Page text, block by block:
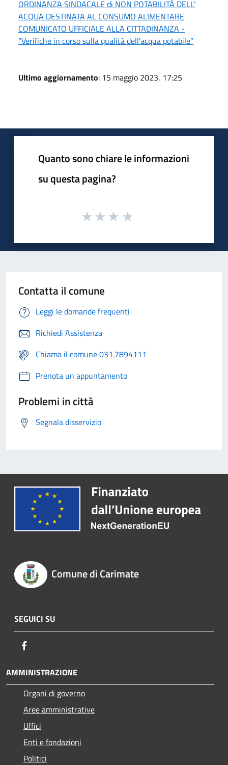
ORDINANZA SINDACALE di NON POTABILITÀ DELL'
ACQUA DESTINATA AL CONSUMO ALIMENTARE
COMUNICATO UFFICIALE ALLA CITTADINANZA -
“Verifiche in corso sulla qualità dell'acqua potabile”
Ultimo aggiornamento: 15 maggio 2023, 17:25
Quanto sono chiare le informazioni
su questa pagina?
Contatta il comune
Leggi le domande frequenti
Richiedi Assistenza
Chiama il comune 031.7894111
Prenota un appuntamento
Problemi in città
Segnala disservizio
Comune di Carimate
SEGUICI SU
AMMINISTRAZIONE
Organi di governo
Aree amministrative
Uffici
Enti e fondazioni
Politici